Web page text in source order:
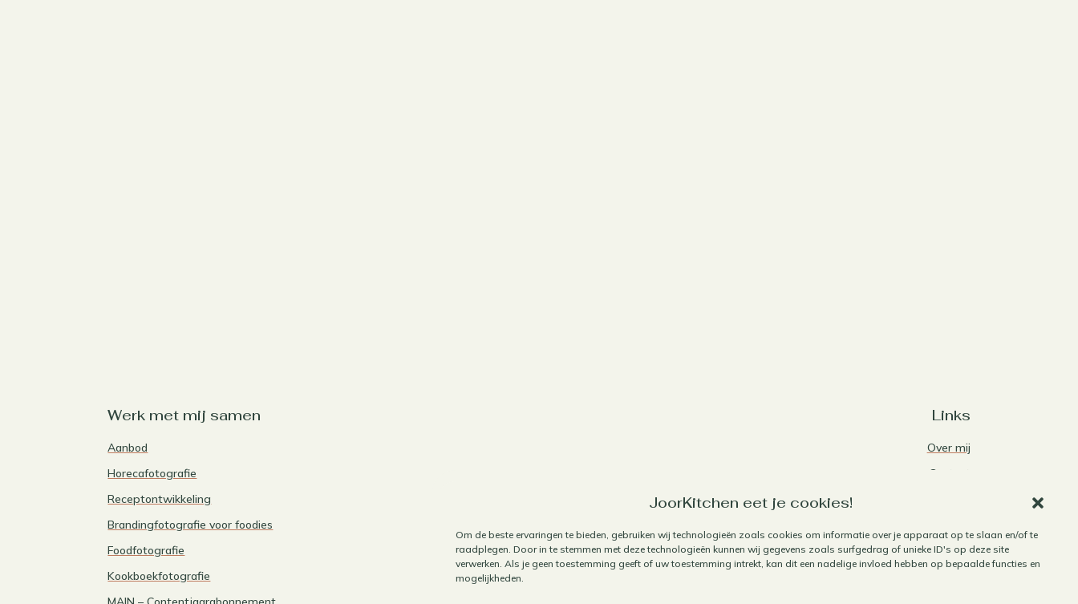
JoorKitchen eet je cookies!
Om de beste ervaringen te bieden, gebruiken wij technologieën zoals cookies om informatie over je apparaat op te slaan en/of te
raadplegen. Door in te stemmen met deze technologieën kunnen wij gegevens zoals surfgedrag of unieke ID's op deze site
verwerken. Als je geen toestemming geeft of uw toestemming intrekt, kan dit een nadelige invloed hebben op bepaalde functies en
mogelijkheden.
Werk met mij samen
Aanbod
Horecafotografie
Receptontwikkeling
Brandingfotografie voor foodies
Foodfotografie
Kookboekfotografie
Links
Over mij
Contact
Algemene voorwaarden
Cookiebeleid